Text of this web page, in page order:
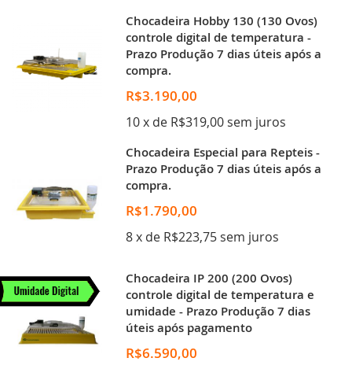
Chocadeira Hobby 130 (130 Ovos)
controle digital de temperatura -
Prazo Produção 7 dias úteis após a
compra.
R$3.190,00
10 x de R$319,00 sem juros
Chocadeira Especial para Repteis -
Prazo Produção 7 dias úteis após a
compra.
R$1.790,00
8 x de R$223,75 sem juros
Chocadeira IP 200 (200 Ovos)
controle digital de temperatura e
umidade - Prazo Produção 7 dias
úteis após pagamento
R$6.590,00